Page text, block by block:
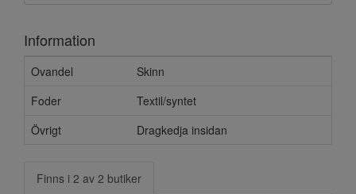
Information
Ovandel
Skinn
Foder
Textil/syntet
Övrigt
Dragkedja insidan
Finns i 2 av 2 butiker